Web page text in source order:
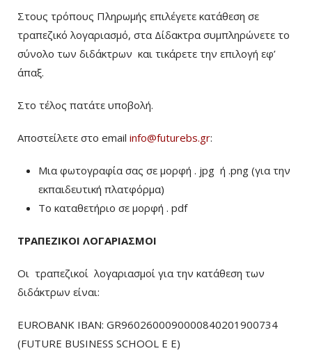
Στους τρόπους Πληρωμής επιλέγετε κατάθεση σε
τραπεζικό λογαριασμό, στα Δίδακτρα συμπληρώνετε το
σύνολο των διδάκτρων και τικάρετε την επιλογή εφ’
άπαξ.
Στο τέλος πατάτε υποβολή.
Αποστείλετε στο email info@futurebs.gr:
Μια φωτογραφία σας σε μορφή . jpg ή .png (για την
εκπαιδευτική πλατφόρμα)
To καταθετήριο σε μορφή . pdf
ΤΡΑΠΕΖΙΚΟΙ ΛΟΓΑΡΙΑΣΜΟΙ
Οι τραπεζικοί λογαριασμοί για την κατάθεση των
διδάκτρων είναι:
EUROBANK IBAN: GR9602600090000840201900734
(FUTURE BUSINESS SCHOOL E E)